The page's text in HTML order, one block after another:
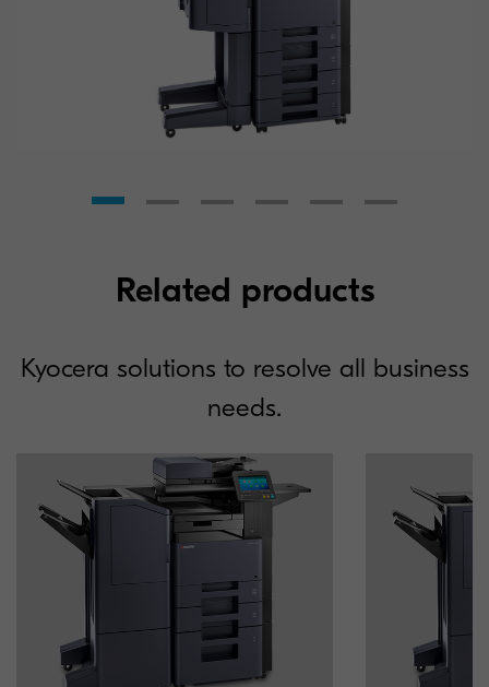
Related products
Kyocera solutions to resolve all business
needs.